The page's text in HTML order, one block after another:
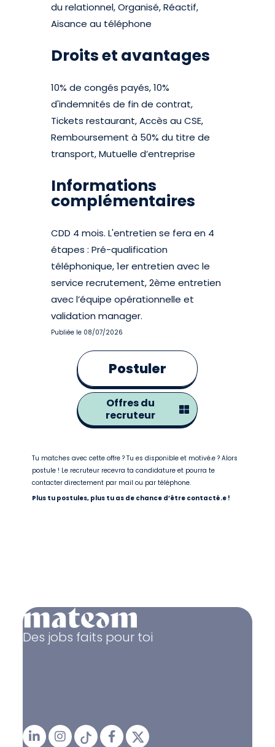
du relationnel, Organisé, Réactif,
Aisance au téléphone
Droits et avantages
10% de congés payés, 10%
d'indemnités de fin de contrat,
Tickets restaurant, Accès au CSE,
Remboursement à 50% du titre de
transport, Mutuelle d’entreprise
Informations
complémentaires
CDD 4 mois. L'entretien se fera en 4
étapes : Pré-qualification
téléphonique, 1er entretien avec le
service recrutement, 2ème entretien
avec l’équipe opérationnelle et
validation manager.
Publiée le 08/07/2026
Postuler
Offres du
recruteur
Tu matches avec cette offre ? Tu es disponible et motivé.e ? Alors
postule ! Le recruteur recevra ta candidature et pourra te
contacter directement par mail ou par téléphone.
Plus tu postules, plus tu as de chance d’être contacté.e !
Des jobs faits pour toi